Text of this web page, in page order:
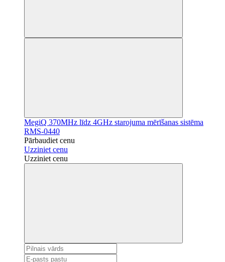
MegiQ 370MHz līdz 4GHz starojuma mērīšanas sistēma
RMS-0440
Pārbaudiet cenu
Uzziniet cenu
Uzziniet cenu